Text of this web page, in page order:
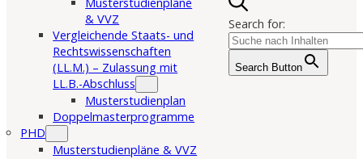
& VVZ
Vergleichende Staats- und
Rechtswissenschaften
(LL.M.) – Zulassung mit
LL.B.-Abschluss
Musterstudienplan
Doppelmasterprogramme
PHD
Musterstudienpläne & VVZ
Search for:
Search Button